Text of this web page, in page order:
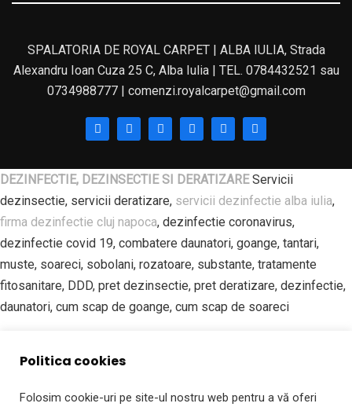
SPALATORIA DE ROYAL CARPET | ALBA IULIA, Strada
Alexandru Ioan Cuza 25 C, Alba Iulia | TEL. 0784432521 sau
0734988777 | comenzi.royalcarpet@gmail.com
Politica cookies
Folosim cookie-uri pe site-ul nostru web pentru a vă oferi
DEZINFECTIE, DEZINSECTIE SI DERATIZAREServicii
dezinsectie, servicii deratizare, servicii dezinfectie alba iulia,
firma dezinfectie cluj napoca, dezinfectie coronavirus,
dezinfectie covid 19, combatere daunatori, goange, tantari,
muste, soareci, sobolani, rozatoare, substante, tratamente
fitosanitare, DDD, pret dezinsectie, pret deratizare, dezinfectie,
daunatori, cum scap de goange, cum scap de soareci
ALBA IULIA Spalatorie covoare, curatatorie covoare, spalatorie
covoare alba iulia, spalatorie covoare sebes, spalatorie covoare